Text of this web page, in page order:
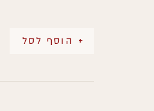
+ הוסף לסל